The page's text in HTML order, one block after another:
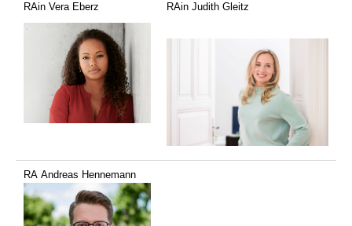
RAin Vera Eberz RAin Judith Gleitz
RA Andreas Hennemann